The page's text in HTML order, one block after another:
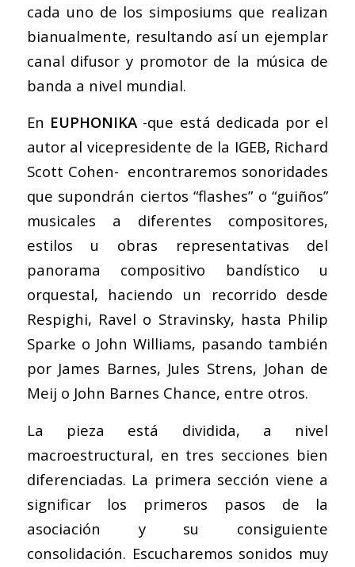
cada uno de los simposiums que realizan
bianualmente, resultando así un ejemplar
canal difusor y promotor de la música de
banda a nivel mundial.
En EUPHONIKA-que está dedicada por el
autor al vicepresidente de la IGEB, Richard
Scott Cohen- encontraremos sonoridades
que supondrán ciertos “flashes” o “guiños”
musicales a diferentes compositores,
estilos u obras representativas del
panorama compositivo bandístico u
orquestal, haciendo un recorrido desde
Respighi, Ravel o Stravinsky, hasta Philip
Sparke o John Williams, pasando también
por James Barnes, Jules Strens, Johan de
Meij o John Barnes Chance, entre otros.
La pieza está dividida, a nivel
macroestructural, en tres secciones bien
diferenciadas. La primera sección viene a
significar los primeros pasos de la
asociación y su consiguiente
consolidación. Escucharemos sonidos muy